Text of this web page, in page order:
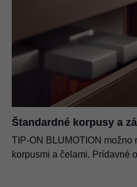
Štandardné korpusy a
TIP-ON BLUMOTION
korpusmi a čelami. Prídavné